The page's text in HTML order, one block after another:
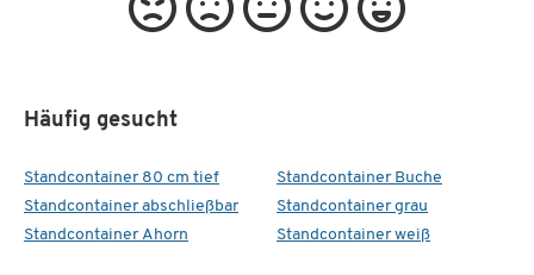
Häufig gesucht
Standcontainer 80 cm tief
Standcontainer abschließbar
Standcontainer Ahorn
Standcontainer Buche
Standcontainer grau
Standcontainer weiß